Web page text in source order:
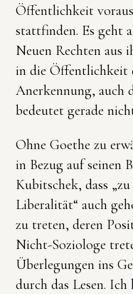
Öffentlichkeit
stattfinden. Es geht
Neuen Rechten aus
in die Öffentlichkeit
Anerkennung, auch
bedeutet gerade
Ohne Goethe zu
in Bezug auf seinen
Kubitschek, dass
Liberalität“ auch
zu treten, deren
Nicht-Soziologe
Überlegungen ins
durch das Lesen.